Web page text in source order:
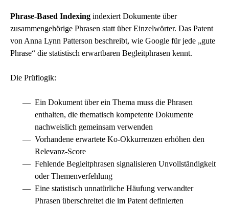
Phrase-Based Indexing indexiert Dokumente über
zusammengehörige Phrasen statt über Einzelwörter. Das Patent
von Anna Lynn Patterson beschreibt, wie Google für jede „gute
Phrase“ die statistisch erwartbaren Begleitphrasen kennt.
Die Prüflogik:
Ein Dokument über ein Thema muss die Phrasen
enthalten, die thematisch kompetente Dokumente
nachweislich gemeinsam verwenden
Vorhandene erwartete Ko-Okkurrenzen erhöhen den
Relevanz-Score
Fehlende Begleitphrasen signalisieren Unvollständigkeit
oder Themenverfehlung
Eine statistisch unnatürliche Häufung verwandter
Phrasen überschreitet die im Patent definierten